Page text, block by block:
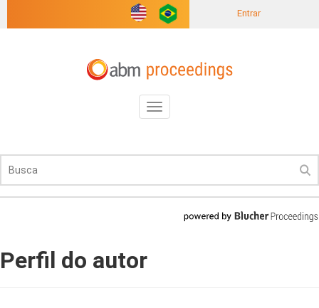
Entrar
Toggle
navigation
Perfil do autor